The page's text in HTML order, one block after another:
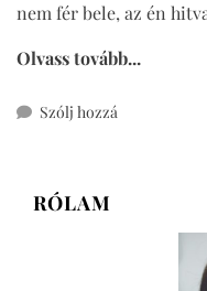
nem fér bele, az én
Olvass tovább...
Szólj hozzá
RÓLAM